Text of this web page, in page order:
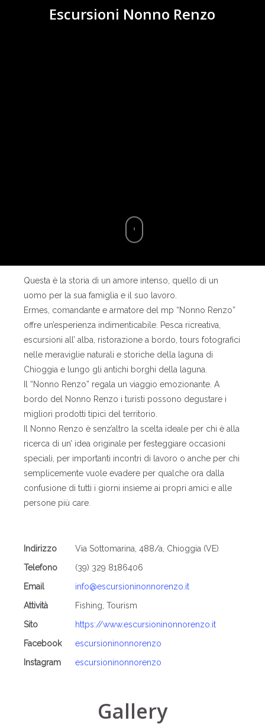
Escursioni Nonno Renzo
Questa è la storia di un amore intenso, quello di un
uomo per la sua famiglia e il suo lavoro.
Ermes, comandante e armatore del mp “Nonno Renzo”
offre un’esperienza indimenticabile. Pesca ricreativa,
escursioni all’ alba, ristorazione a bordo, tours fotografici
nelle meraviglie naturali e storiche della laguna di
Chioggia e lungo gli antichi borghi della laguna.
Il “Nonno Renzo” regala un viaggio emozionante. A
bordo del Nonno Renzo i turisti possono degustare i
migliori prodotti tipici del territorio.
Il Nonno Renzo è senz’altro la scelta ideale per chi è alla
ricerca di un’ idea originale per festeggiare occasioni
speciali, per importanti incontri di lavoro o anche per chi
semplicemente vuole evadere per qualche ora dalla
confusione di tutti i giorni insieme ai propri amici e alle
persone più care.
Indirizzo
Via Sottomarina, 488/a, Chioggia (VE)
Telefono
(39) 329 8186406
Email
info@escursioninonnorenzo.it
Attività
Fishing, Tourism
Sito
https://www.escursioninonnorenzo.it
Facebook
escursioninonnorenzo
Instagram
escursioninonnorenzo
Gallery